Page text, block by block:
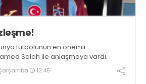
futbolunun en önemli
Salah ile anlaşmaya vardı.
12:45